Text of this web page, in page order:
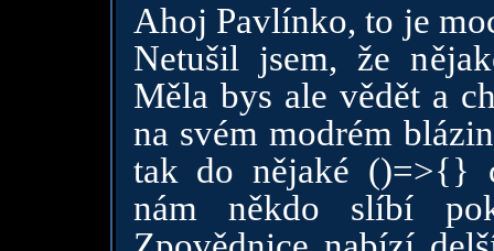
Ahoj Pavlínko, to je
Netušil jsem, že
Měla bys ale vědět a
na svém modrém
tak do nějaké ()=>{}
nám někdo slíbí